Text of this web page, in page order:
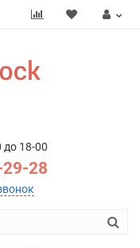
до 18-00
28